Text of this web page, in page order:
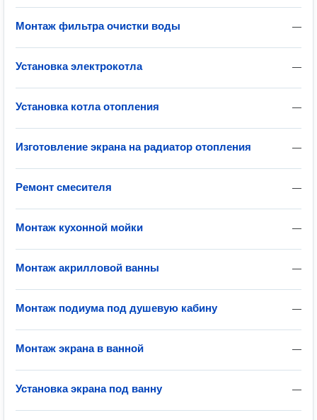
—
Монтаж фильтра очистки воды
—
Установка электрокотла
—
Установка котла отопления
—
Изготовление экрана на радиатор отопления
—
Ремонт смесителя
—
Монтаж кухонной мойки
—
Монтаж акрилловой ванны
—
Монтаж подиума под душевую кабину
—
Монтаж экрана в ванной
—
Установка экрана под ванну